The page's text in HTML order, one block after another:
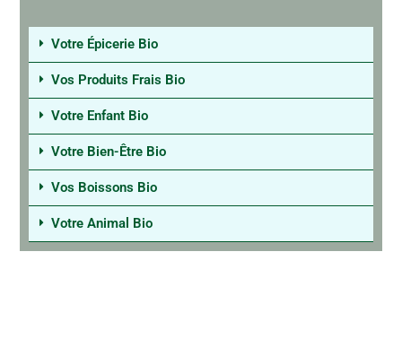
Votre Épicerie Bio
Vos Produits Frais Bio
Votre Enfant Bio
Votre Bien-Être Bio
Vos Boissons Bio
Votre Animal Bio